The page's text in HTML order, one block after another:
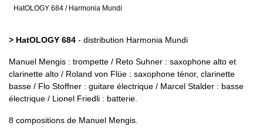
HatOLOGY 684 / Harmonia Mundi
> HatOLOGY 684 - distribution Harmonia Mundi
Manuel Mengis : trompette / Reto Suhner : saxophone alto et
clarinette alto / Roland von Flüe : saxophone ténor, clarinette
basse / Flo Stoffner : guitare électrique / Marcel Stalder : basse
électrique / Lionel Friedli : batterie.
8 compositions de Manuel Mengis.